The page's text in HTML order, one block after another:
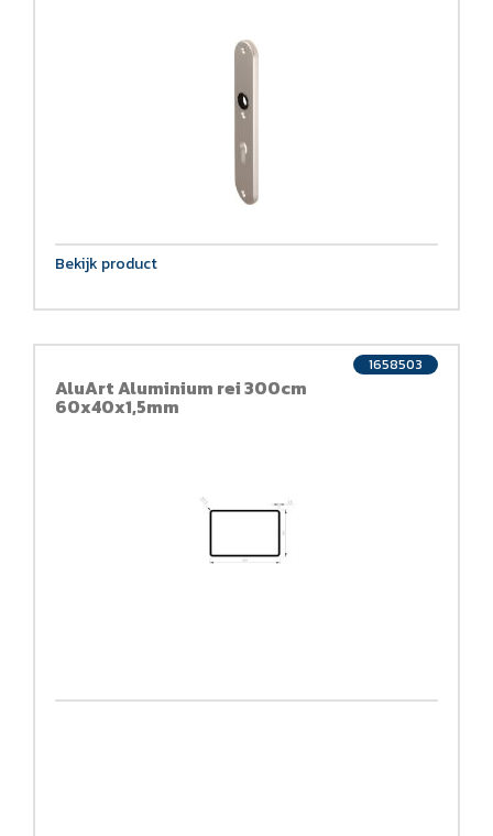
Bekijk product
AluArt Aluminium rei 300cm
60x40x1,5mm
1658503